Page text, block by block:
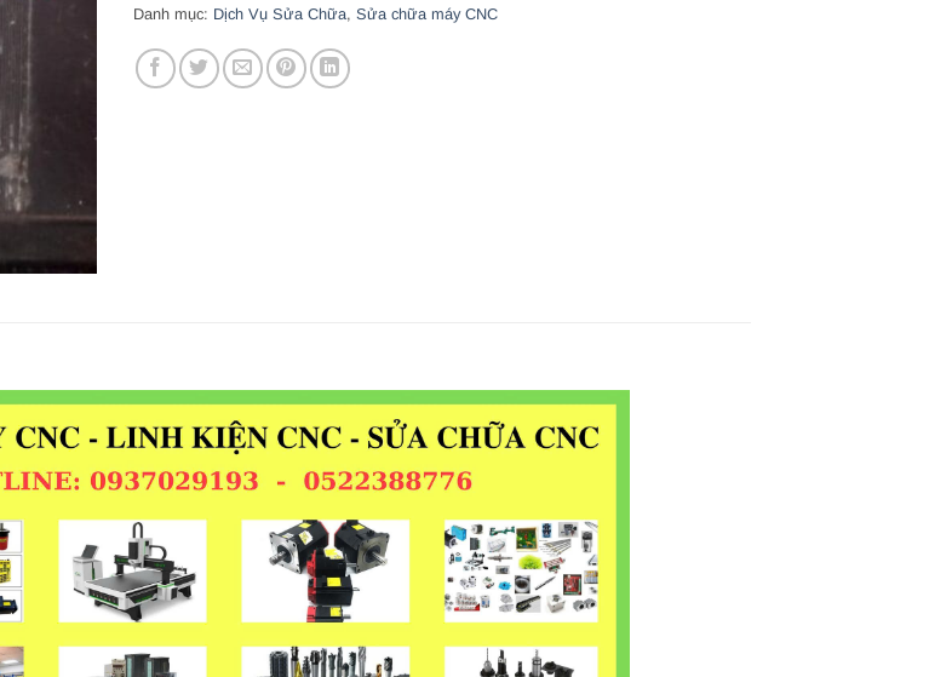
Danh mục: Dịch Vụ Sửa Chữa, Sửa chữa máy CNC